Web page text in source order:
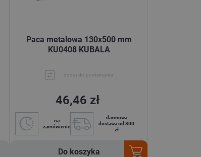
Paca metalowa 130x500 mm
KU0408 KUBALA
dodaj do porównania
46,46 zł
na
zamówienie
darmowa
dostawa od 300
zł
Do koszyka